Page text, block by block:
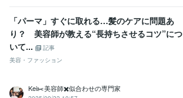
「パーマ」すぐに取れる…髪のケアに問題あ
り？ 美容師が教える“長持ちさせるコツ”につ
いて...
記事
美容・ファッション
Kei✂️美容師✖️似合わせの専門家